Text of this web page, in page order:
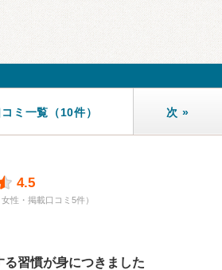
コミ一覧（10件） 次 »
4.5
性・掲載口コミ5件）
習慣が身につきました